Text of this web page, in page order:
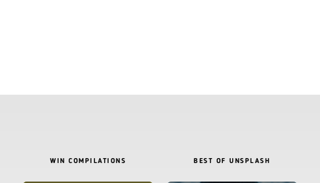
WIN COMPILATIONS BEST OF UNSPLASH